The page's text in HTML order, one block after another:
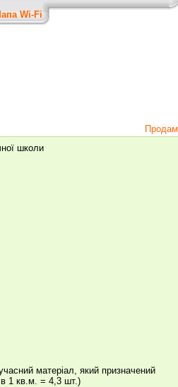
Wi-Fi
Продам
школи
матеріал, який призначений
в 1 кв.м. = 4,3 шт.)